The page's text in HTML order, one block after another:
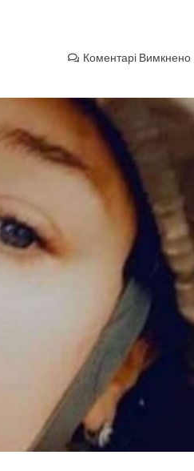
Коментарі Вимкнено